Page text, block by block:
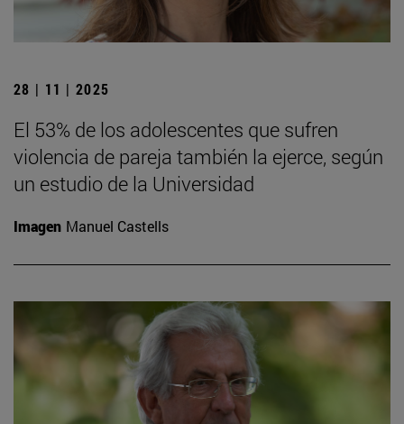
28 | 11 | 2025
El 53% de los adolescentes que sufren
violencia de pareja también la ejerce, según
un estudio de la Universidad
Imagen Manuel Castells